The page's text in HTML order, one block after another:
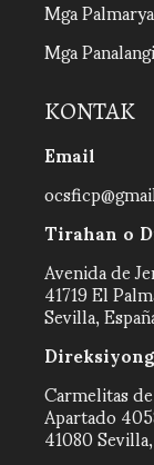
Mga
Mga
KONTAK
Email
Tirahan o
Avenida de
41719 El
Sevilla,
Carmelitas
Apartado
41080